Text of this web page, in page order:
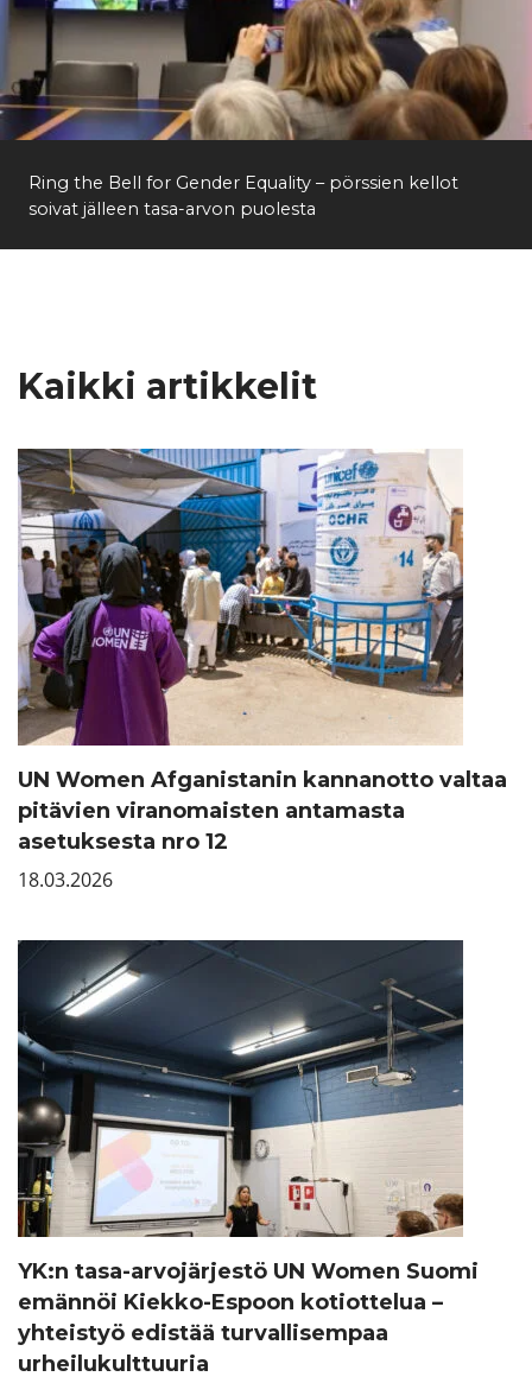
Ring the Bell for Gender Equality – pörssien kellot
soivat jälleen tasa-arvon puolesta
Kaikki artikkelit
UN Women Afganistanin kannanotto valtaa
pitävien viranomaisten antamasta
asetuksesta nro 12
18.03.2026
YK:n tasa-arvojärjestö UN Women Suomi
emännöi Kiekko-Espoon kotiottelua –
yhteistyö edistää turvallisempaa
urheilukulttuuria